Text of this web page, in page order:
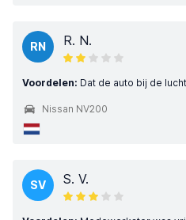
RN R. N.
Voordelen: Dat de auto bij de
Nissan NV200
SV S. V.